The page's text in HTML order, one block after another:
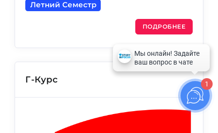
Летний Семестр
ПОДРОБНЕЕ
Г-Курс 1